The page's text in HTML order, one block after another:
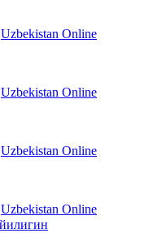
Uzbekistan Online
Uzbekistan Online
Uzbekistan Online
Uzbekistan Online